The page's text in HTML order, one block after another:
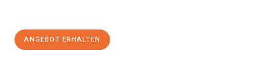
ANGEBOT ERHALTEN